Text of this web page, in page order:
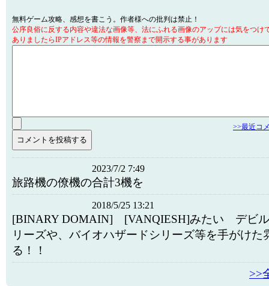
無料ゲーム攻略、感想を書こう。作者様への批判は禁止！
公序良俗に反する内容や違法な画像等、法にふれる画像のアップには気をつけ
ありましたらIPアドレス等の情報を警察まで開示する事があります
>>最近コ
2023/7/2 7:49
旅路機の僚機の合計3機を
2018/5/25 13:21
[BINARY DOMAIN] [VANQIESH]みたい デビ
リーズや、バイオハザードシリーズ等を手がけた
る！！
>>